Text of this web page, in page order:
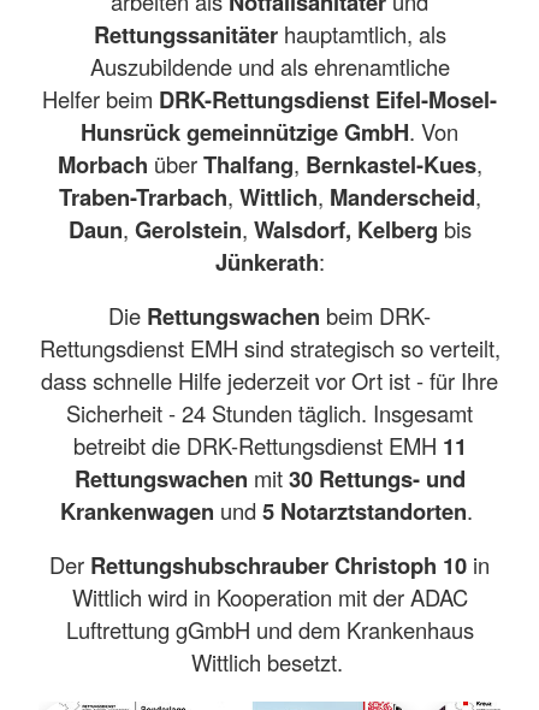
Rettungssanitäter hauptamtlich, als
Auszubildende und als ehrenamtliche
Helfer beim DRK-Rettungsdienst Eifel-Mosel-
Hunsrück gemeinnützige GmbH. Von
Morbach überThalfang, Bernkastel-Kues,
Traben-Trarbach, Wittlich, Manderscheid,
Daun, Gerolstein, Walsdorf, Kelberg bis
Jünkerath:
Die Rettungswachen beim DRK-
Rettungsdienst EMH sind strategisch so verteilt,
dass schnelle Hilfe jederzeit vor Ort ist - für Ihre
Sicherheit - 24 Stunden täglich. Insgesamt
betreibt die DRK-Rettungsdienst EMH 11
Rettungswachen mit30 Rettungs- und
Krankenwagen und 5 Notarztstandorten.
Der Rettungshubschrauber Christoph 10 in
Wittlich wird in Kooperation mit der ADAC
Luftrettung gGmbH und dem Krankenhaus
Wittlich besetzt.